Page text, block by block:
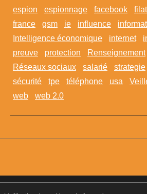
espion
espionnage facebook
france
gsm ie influence
Intelligence économique
internet
preuve
protection Renseignement
Réseaux sociaux
salarié strategie
sécurité
tpe téléphone usa
web
web 2.0
Agrément CNAPS : AGD-095-2023-10-29-